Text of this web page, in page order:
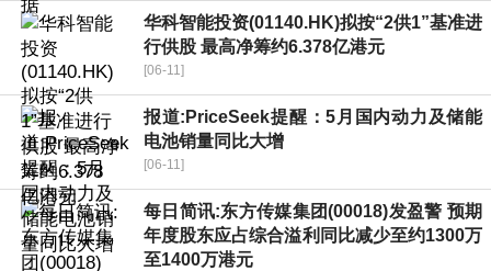
华科智能投资(01140.HK)拟按“2供1”基准进
行供股 最高净筹约6.378亿港元
[06-11]
报道:PriceSeek提醒：5月国内动力及储能
电池销量同比大增
[06-11]
每日简讯:东方传媒集团(00018)发盈警 预期
年度股东应占综合溢利同比减少至约1300万
至1400万港元